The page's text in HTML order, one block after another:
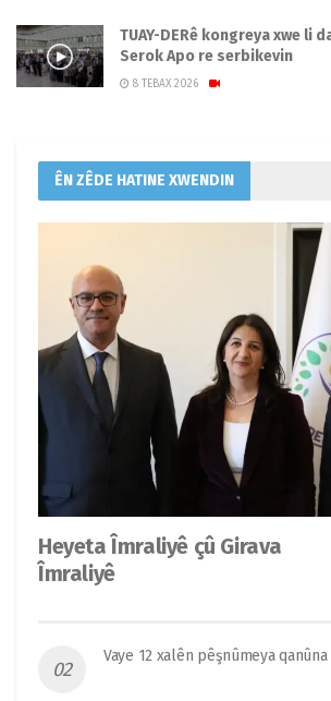
TUAY-DERê kongreya xwe li
Serok Apo re serbikevin
8 TEBAX 2026
ÊN ZÊDE HATINE XWENDIN
Heyeta Îmraliyê çû Girava
Îmraliyê
Vaye 12 xalên pêşnûmeya